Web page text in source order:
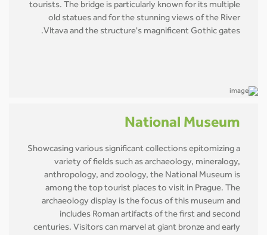
tourists. The bridge is particularly known for its multiple
old statues and for the stunning views of the River
Vltava and the structure's magnificent Gothic gates.
National Museum
Showcasing various significant collections epitomizing a
variety of fields such as archaeology, mineralogy,
anthropology, and zoology, the National Museum is
among the top tourist places to visit in Prague. The
archaeology display is the focus of this museum and
includes Roman artifacts of the first and second
centuries. Visitors can marvel at giant bronze and early